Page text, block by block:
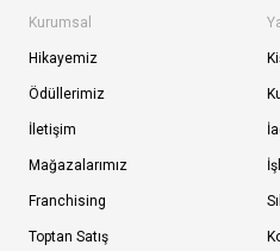
Kurumsal
Hikayemiz
Ödüllerimiz
İletişim
Mağazalarımız
Franchising
Toptan Satış